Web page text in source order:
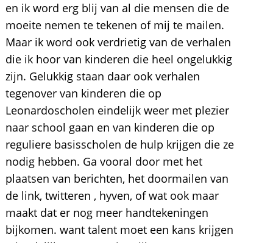
en ik word erg blij van al die mensen die de
moeite nemen te tekenen of mij te mailen.
Maar ik word ook verdrietig van de verhalen
die ik hoor van kinderen die heel ongelukkig
zijn. Gelukkig staan daar ook verhalen
tegenover van kinderen die op
Leonardoscholen eindelijk weer met plezier
naar school gaan en van kinderen die op
reguliere basisscholen de hulp krijgen die ze
nodig hebben. Ga vooral door met het
plaatsen van berichten, het doormailen van
de link, twitteren , hyven, of wat ook maar
maakt dat er nog meer handtekeningen
bijkomen. want talent moet een kans krijgen